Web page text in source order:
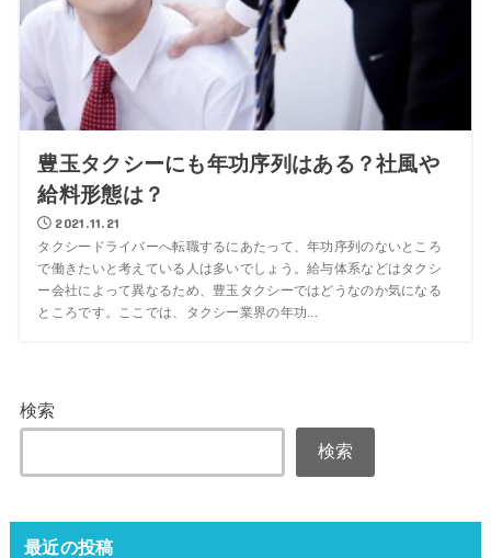
豊玉タクシーにも年功序列はある？社風や
給料形態は？
2021.11.21
タクシードライバーへ転職するにあたって、年功序列のないところ
で働きたいと考えている人は多いでしょう。給与体系などはタクシ
ー会社によって異なるため、豊玉タクシーではどうなのか気になる
ところです。ここでは、タクシー業界の年功...
検索
検索
最近の投稿